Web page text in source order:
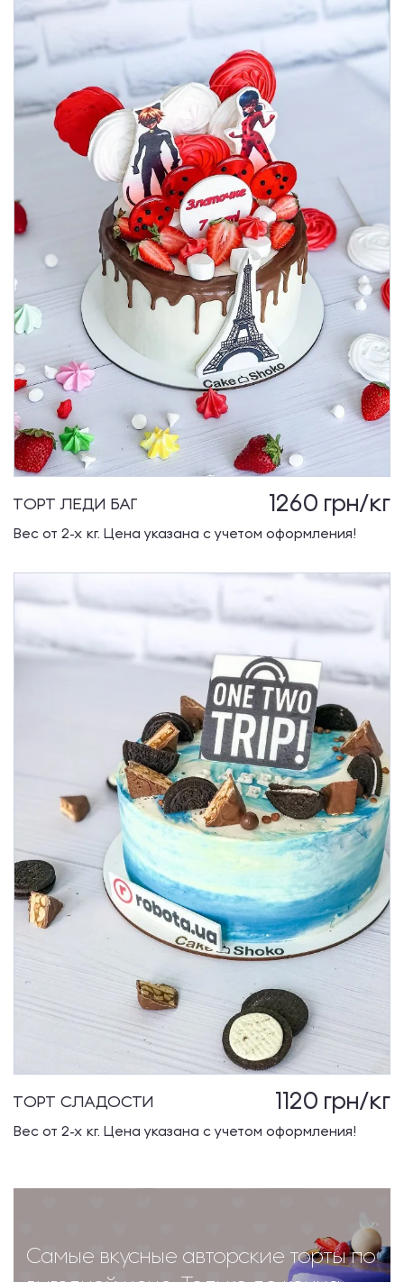
ТОРТ ЛЕДИ БАГ 1260 грн/кг
Вес от 2-х кг. Цена указана с учетом оформления!
ТОРТ СЛАДОСТИ 1120 грн/кг
Вес от 2-х кг. Цена указана с учетом оформления!
Самые вкусные авторские торты по